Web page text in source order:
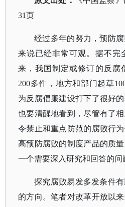
31页
经过多年的努力，预防
来说已经非常可观。据不完
来，我国制定或修订的反腐
200多件，地方和部门起草
为反腐倡廉建设打下了很好
也要清醒地看到，尽管有了
令禁止和重点防范的腐败行
高预防腐败的制度产品的质
一个需要深入研究和回答的问
探究腐败易发多发条件
的方向。笔者对改革开放以